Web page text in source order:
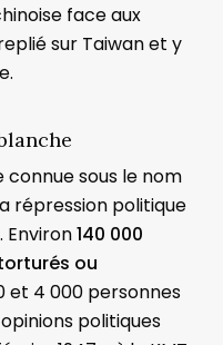
face aux
sur Taiwan et y
connue sous le nom
répression politique
Environ140 000
ou
et 4 000 personnes
politiques